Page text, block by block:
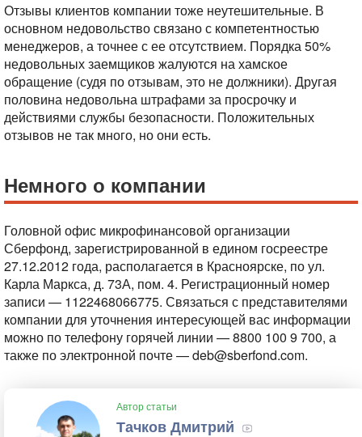
Отзывы клиентов компании тоже неутешительные. В
основном недовольство связано с компетентностью
менеджеров, а точнее с ее отсутствием. Порядка 50%
недовольных заемщиков жалуются на хамское
обращение (судя по отзывам, это не должники). Другая
половина недовольна штрафами за просрочку и
действиями службы безопасности. Положительных
отзывов не так много, но они есть.
Немного о компании
Головной офис микрофинансовой организации
Сберфонд, зарегистрированной в едином госреестре
27.12.2012 года, располагается в Красноярске, по ул.
Карла Маркса, д. 73А, пом. 4. Регистрационный номер
записи — 1122468066775. Связаться с представителями
компании для уточнения интересующей вас информации
можно по телефону горячей линии — 8800 100 9 700, а
также по электронной почте — deb@sberfond.com.
Автор статьи
Тачков Дмитрий